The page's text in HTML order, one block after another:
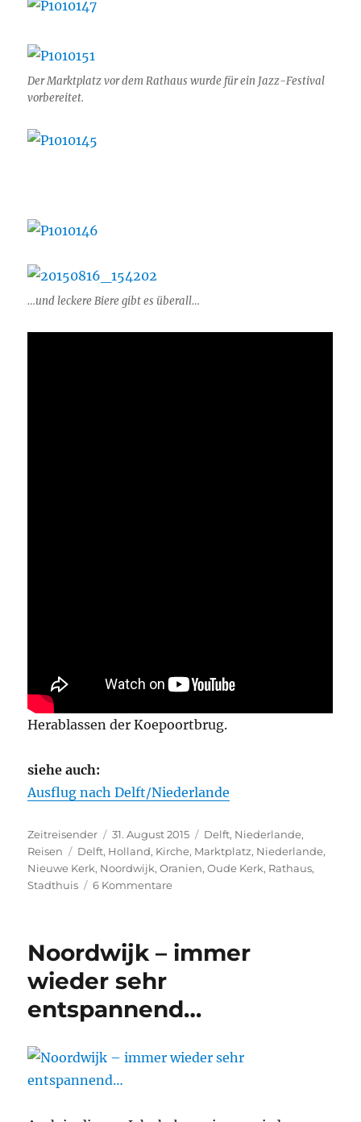
Der Marktplatz vor dem Rathaus wurde für ein Jazz-Festival
vorbereitet.
…und leckere Biere gibt es überall…
Herablassen der Koepoortbrug.
siehe auch:
Ausflug nach Delft/Niederlande
Autor
Zeitreisender
Veröffentlicht
am
31. August 2015 Kategorien
Delft, Niederlande,
Reisen
Schlagwörter
Delft, Holland, Kirche, Marktplatz, Niederlande,
Nieuwe Kerk, Noordwijk,Oranien,Oude Kerk, Rathaus,
Stadthuis
6 Kommentarezu
wieder
Noordwijk – immer
wieder sehr
entspannend…